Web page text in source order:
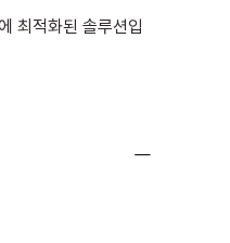
최적화된 솔루션입